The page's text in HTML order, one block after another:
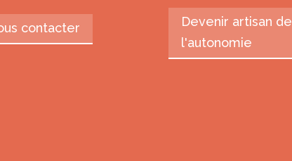
contacter
Devenir artisan de
l'autonomie